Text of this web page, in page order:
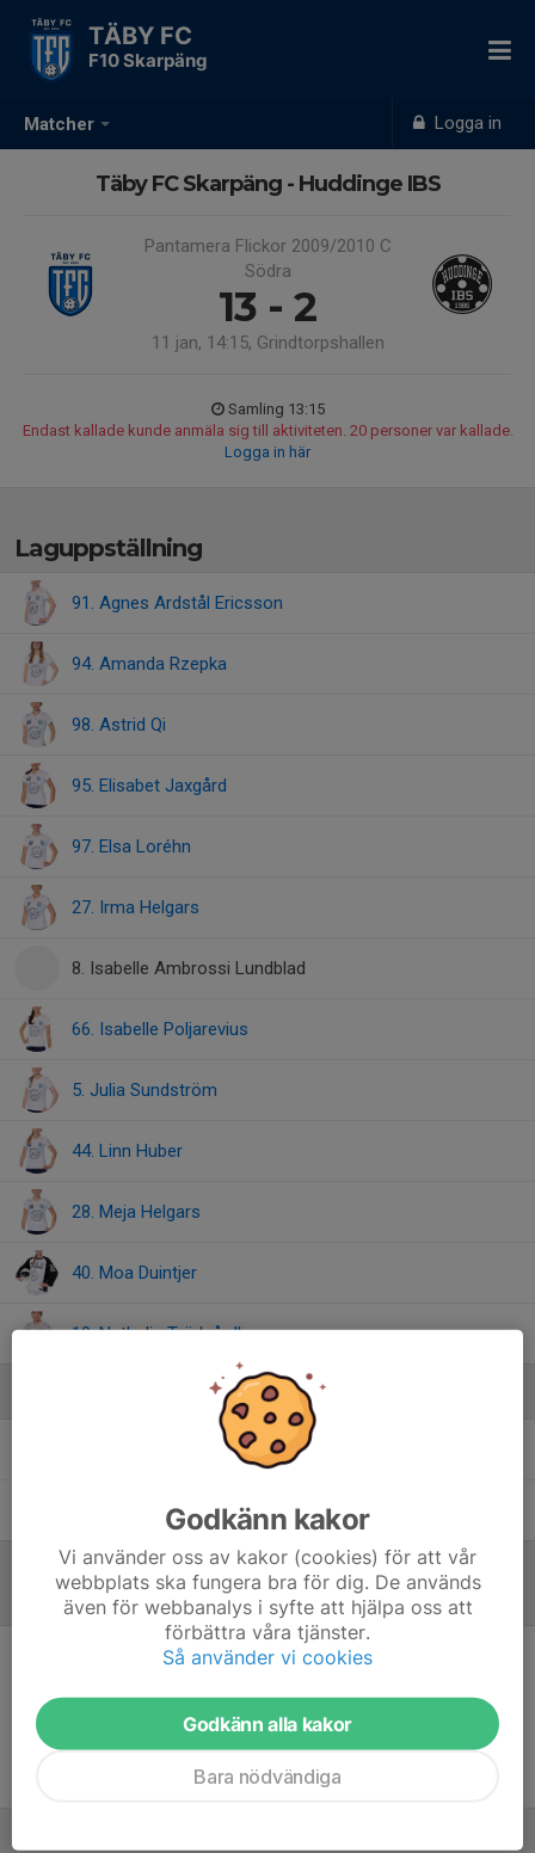
Matcher Logga in
TÄBY FC
F10 Skarpäng
Täby FC Skarpäng - Huddinge IBS
Pantamera Flickor 2009/2010 C
Södra
13 - 2
11 jan, 14:15, Grindtorpshallen
Samling 13:15
Endast kallade kunde anmäla sig till aktiviteten. 20 personer var kallade.
Logga in här
Laguppställning
91. Agnes Ardstål Ericsson
94. Amanda Rzepka
98. Astrid Qi
95. Elisabet Jaxgård
97. Elsa Loréhn
27. Irma Helgars
8. Isabelle Ambrossi Lundblad
66. Isabelle Poljarevius
5. Julia Sundström
44. Linn Huber
28. Meja Helgars
40. Moa Duintjer
19. Nathalie Trädgårdh
Assisterande tränare
Michael HuberTränare
Referat
Godkänn kakor
Vi använder oss av kakor (cookies) för att vår
webbplats ska fungera bra för dig. De används
även för webbanalys i syfte att hjälpa oss att
förbättra våra tjänster.
Så använder vi cookies
Godkänn alla kakor
Bara nödvändiga